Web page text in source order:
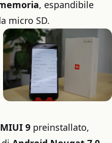
, espandibile
micro SD.
MIUI 9 preinstallato,